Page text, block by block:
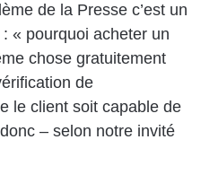
de la Presse c’est un
« pourquoi acheter un
chose gratuitement
de
le client soit capable de
– selon notre invité